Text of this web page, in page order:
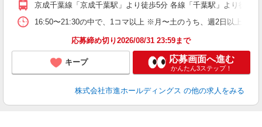
京成千葉線「京成千葉駅」より徒歩5分 各線「千葉駅」より徒歩
16:50〜21:30の中で、1コマ以上 ※月〜土のうち、週2日以上
応募締め切り2026/08/31 23:59まで
キープ 応募画面へ進む
かんたん3ステップ！
株式会社市進ホールディングス の他の求人をみる